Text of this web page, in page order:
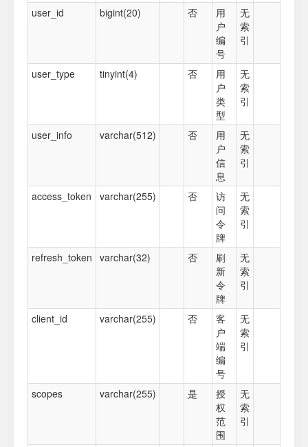
user_id
bigint(20) 否
用
户
编
号
无
索
引
user_type tinyint(4) 否
用
户
类
型
无
索
引
user_info varchar(512) 否
用
户
信
息
无
索
引
access_token varchar(255) 否
访
问
令
牌
无
索
引
refresh_token varchar(32) 否
刷
新
令
牌
无
索
引
client_id varchar(255) 否
客
户
端
编
号
无
索
引
scopes varchar(255) 是
授
权
范
围
无
索
引